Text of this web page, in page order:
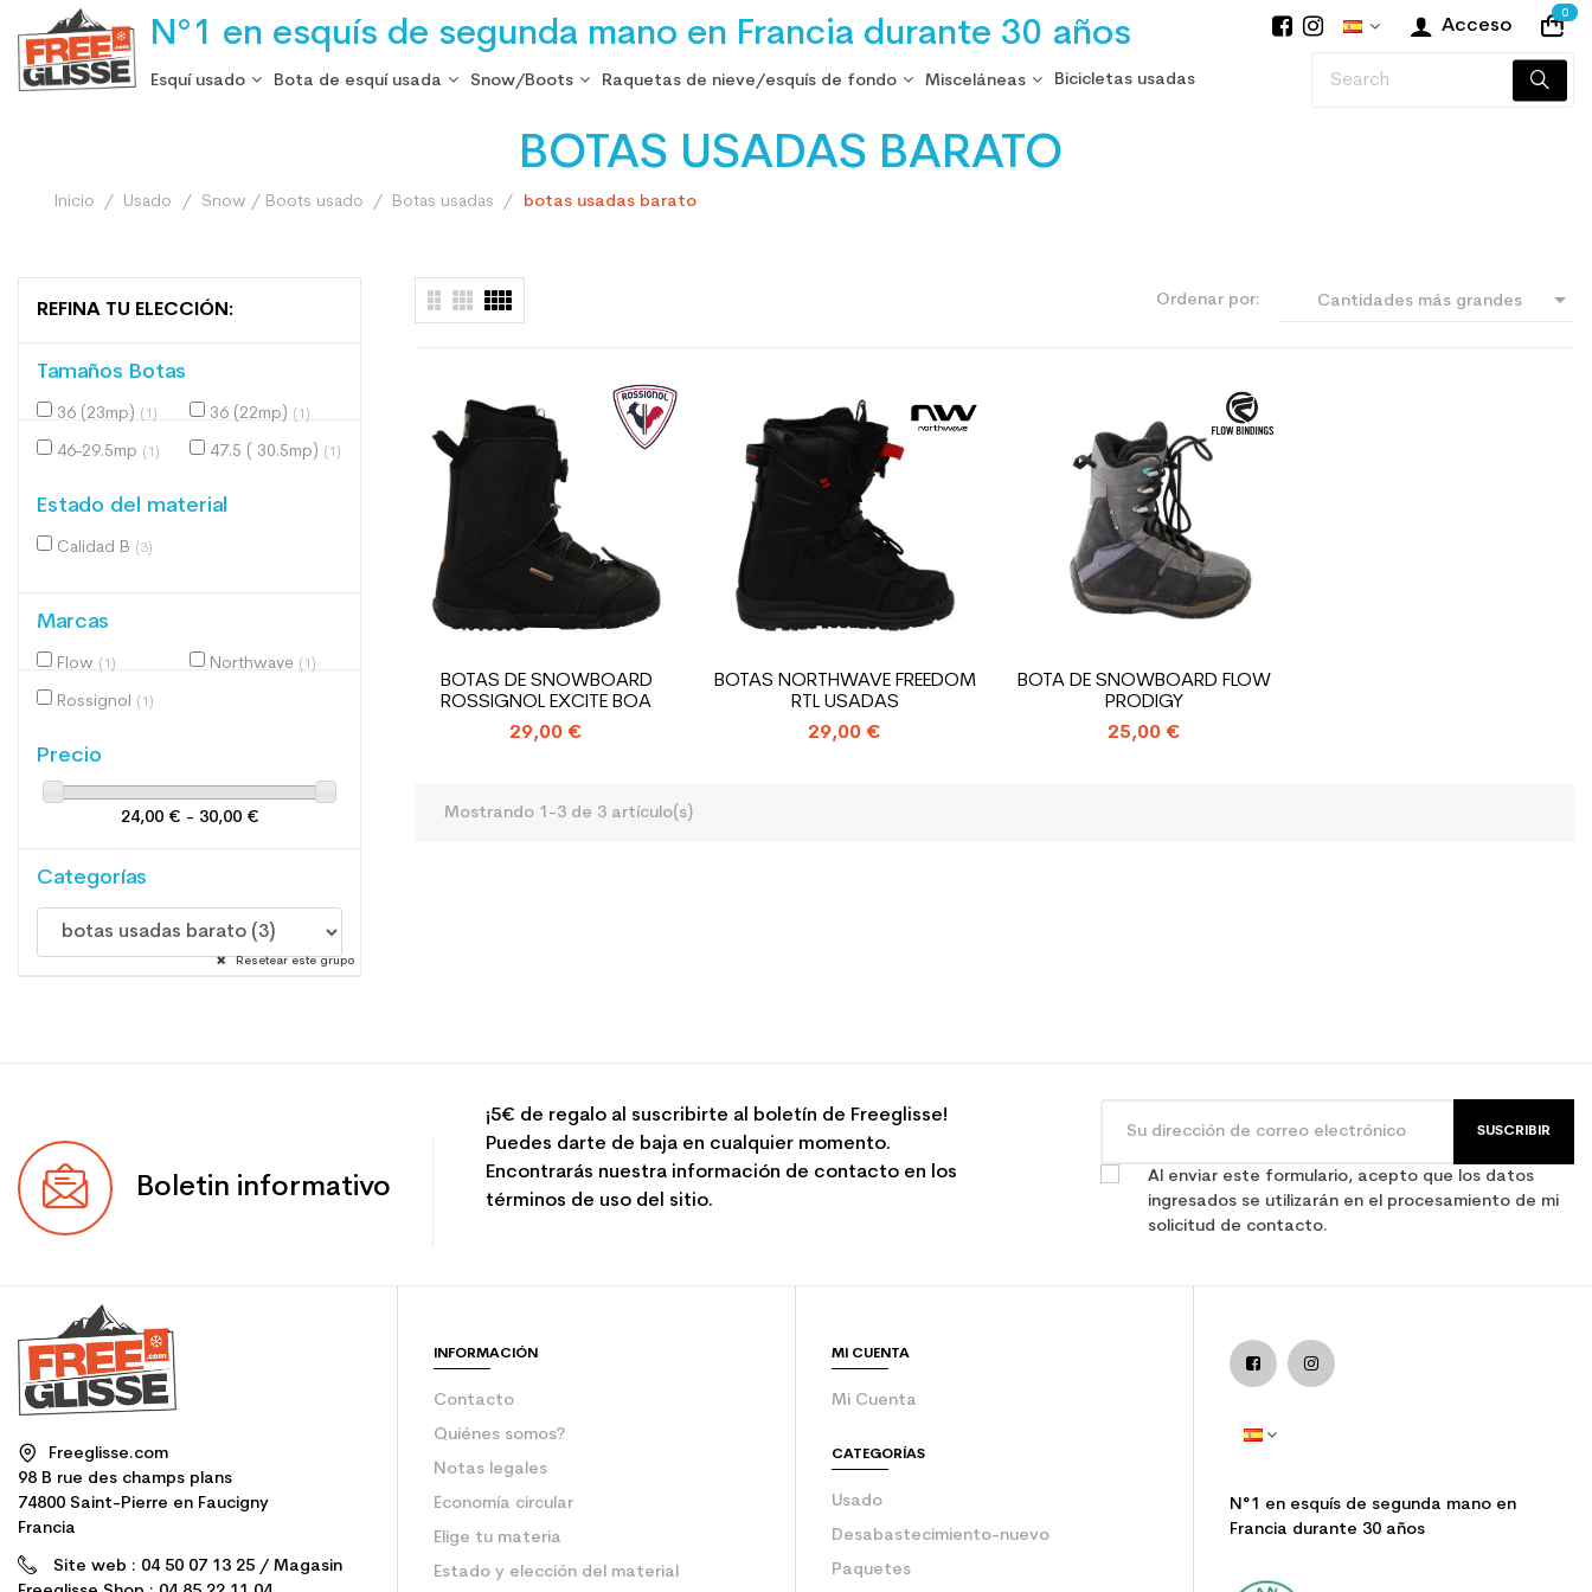
N°1 en esquís de segunda mano en Francia durante 30 años Acceso
0
Esquí usado Bota de esquí usada Snow/Boots Raquetas de nieve/esquís de fondo Misceláneas Bicicletas usadas
BOTAS USADAS BARATO
Inicio Usado Snow / Boots usado Botas usadas botas usadas barato
REFINA TU ELECCIÓN:
Tamaños Botas
36 (23mp) (1) 36 (22mp) (1)
46-29.5mp (1) 47.5 ( 30.5mp) (1)
Estado del material
Calidad B (3)
Marcas
Flow (1) Northwave (1)
Rossignol (1)
Precio
24,00 € - 30,00 €
Categorías
Resetear este grupo
Ordenar por: Cantidades más grandes 
BOTAS DE SNOWBOARD
ROSSIGNOL EXCITE BOA
29,00 €
BOTAS NORTHWAVE FREEDOM
RTL USADAS
29,00 €
BOTA DE SNOWBOARD FLOW
PRODIGY
25,00 €
Mostrando 1-3 de 3 artículo(s)
Boletin informativo
¡5€ de regalo al suscribirte al boletín de Freeglisse!
Puedes darte de baja en cualquier momento.
Encontrarás nuestra información de contacto en los
términos de uso del sitio.
SUSCRIBIR
Al enviar este formulario, acepto que los datos
ingresados se utilizarán en el procesamiento de mi
solicitud de contacto.
Freeglisse.com
98 B rue des champs plans
74800 Saint-Pierre en Faucigny
Francia
Site web : 04 50 07 13 25 / Magasin
INFORMACIÓN
Contacto
Quiénes somos?
Notas legales
Economía circular
Elige tu materia
Estado y elección del material
MI CUENTA
Mi Cuenta
CATEGORÍAS
Usado
Desabastecimiento-nuevo
Paquetes
N°1 en esquís de segunda mano en
Francia durante 30 años